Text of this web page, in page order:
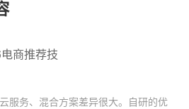
商推荐技
服务、混合方案差异很大。自研的优